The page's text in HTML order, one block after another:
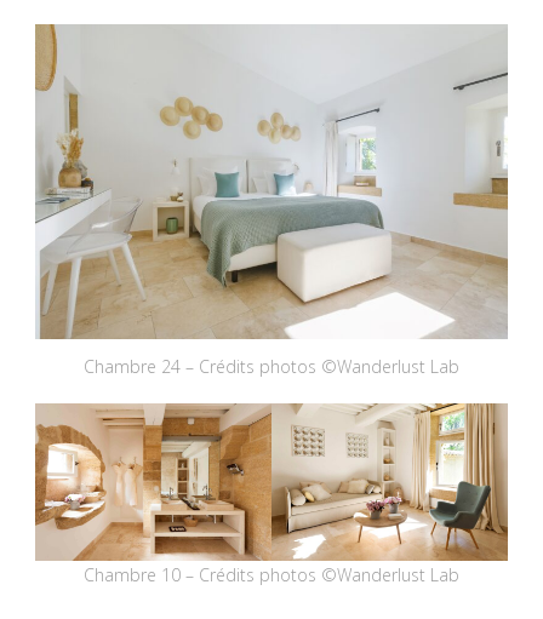
Chambre 24 – Crédits photos ©Wanderlust Lab
Chambre 10 – Crédits photos ©Wanderlust Lab